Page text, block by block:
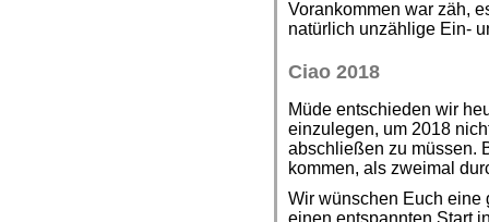
Vorankommen war zäh,
natürlich unzählige Ein-
Ciao 2018
Müde entschieden wir
einzulegen, um 2018
abschließen zu müssen.
kommen, als zweimal
Wir wünschen Euch eine
einen entspannten Start